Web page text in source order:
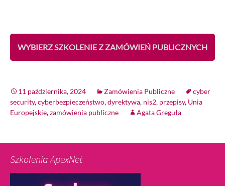
WYBIERZ SZKOLENIE Z ZAMÓWIEŃ PUBLICZNYCH
11 października, 2024 Zamówienia Publiczne
cyber
security,cyberbezpieczeństwo,dyrektywa, nis2, przepisy, Unia
Europejskie,zamówienia publiczne Agata Greguła
Szkolenia ApexNet